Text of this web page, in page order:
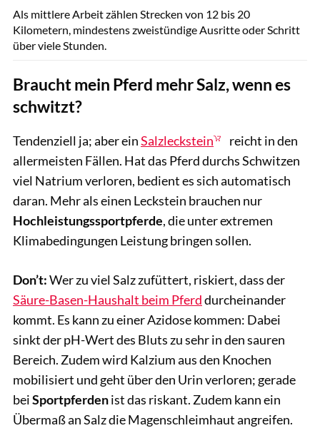
Als mittlere Arbeit zählen Strecken von 12 bis 20
Kilometern, mindestens zweistündige Ausritte oder Schritt
über viele Stunden.
Braucht mein Pferd mehr Salz, wenn es
schwitzt?
Tendenziell ja; aber einSalzleckstein
reicht in den
allermeisten Fällen. Hat das Pferd durchs Schwitzen
viel Natrium verloren, bedient es sich automatisch
daran. Mehr als einen Leckstein brauchen nur
Hochleistungssportpferde, die unter extremen
Klimabedingungen Leistung bringen sollen.
Don’t:Wer zu viel Salz zufüttert, riskiert, dass der
Säure-Basen-Haushalt beim Pferddurcheinander
kommt. Es kann zu einer Azidose kommen: Dabei
sinkt der pH-Wert des Bluts zu sehr in den sauren
Bereich. Zudem wird Kalzium aus den Knochen
mobilisiert und geht über den Urin verloren; gerade
beiSportpferdenist das riskant. Zudem kann ein
Übermaß an Salz die Magenschleimhaut angreifen.